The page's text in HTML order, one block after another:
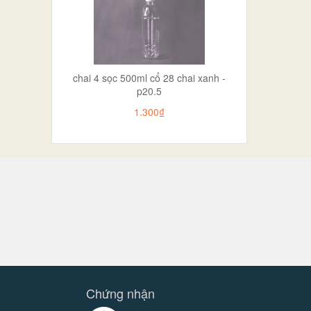
chai 4 sọc 500ml cổ 28 chai xanh -
p20.5
1.300₫
Chứng nhận